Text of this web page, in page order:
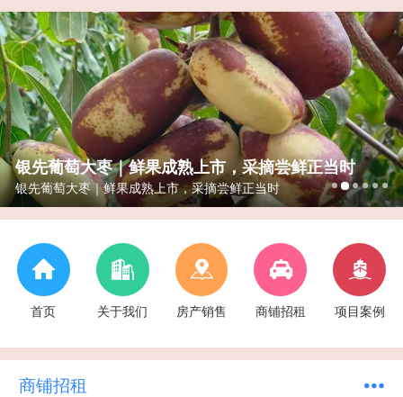
银先葡萄大枣｜鲜果成熟上市，采摘尝鲜正当时
银先葡萄大枣｜鲜果成熟上市，采摘尝鲜正当时
首页 关于我们 房产销售 商铺招租 项目案例
商铺招租